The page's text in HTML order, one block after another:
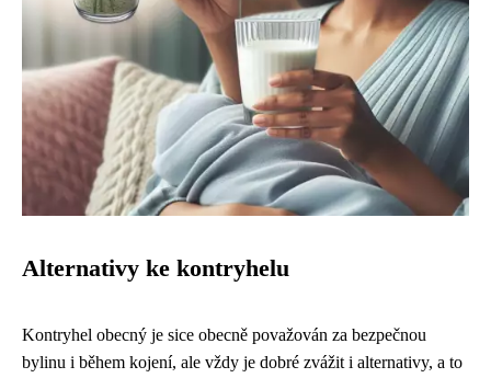
Alternativy ke kontryhelu
Kontryhel obecný je sice obecně považován za bezpečnou
bylinu i během kojení, ale vždy je dobré zvážit i alternativy, a to